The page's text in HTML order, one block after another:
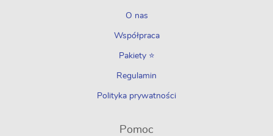
O nas
Współpraca
Pakiety ⭐
Regulamin
Polityka prywatności
Pomoc